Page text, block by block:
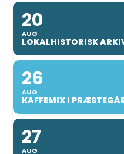
20
AUG
LOKALHISTORISK
26
AUG
KAFFEMIX I
27
AUG